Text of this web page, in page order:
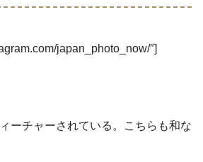
japan_photo_now/″]
ーチャーされている。こちらも和な